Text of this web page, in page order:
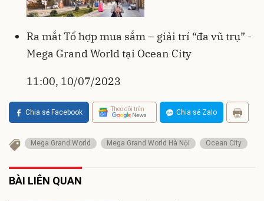
Ra mắt Tổ hợp mua sắm – giải trí “đa vũ trụ” -
Mega Grand World tại Ocean City
11:00, 10/07/2023
Chia sẻ Facebook Theo dõi trên Chia sẻ Zalo
Mega Grand World Mega Grand World Hà Nội Ocean City
BÀI LIÊN QUAN